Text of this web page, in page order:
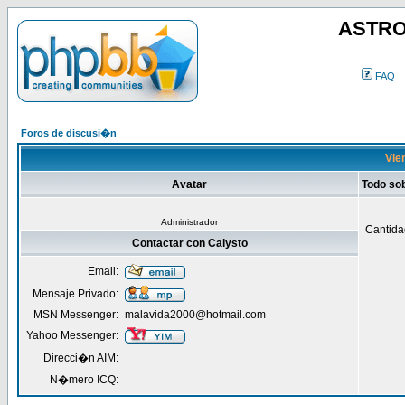
FAQ
Foros de discusi�n
Avatar Todo
Administrador
Contactar con Calysto
Email:
Mensaje Privado:
MSN Messenger: malavida2000@hotmail.com
Yahoo Messenger:
Direcci�n AIM:
N�mero ICQ: